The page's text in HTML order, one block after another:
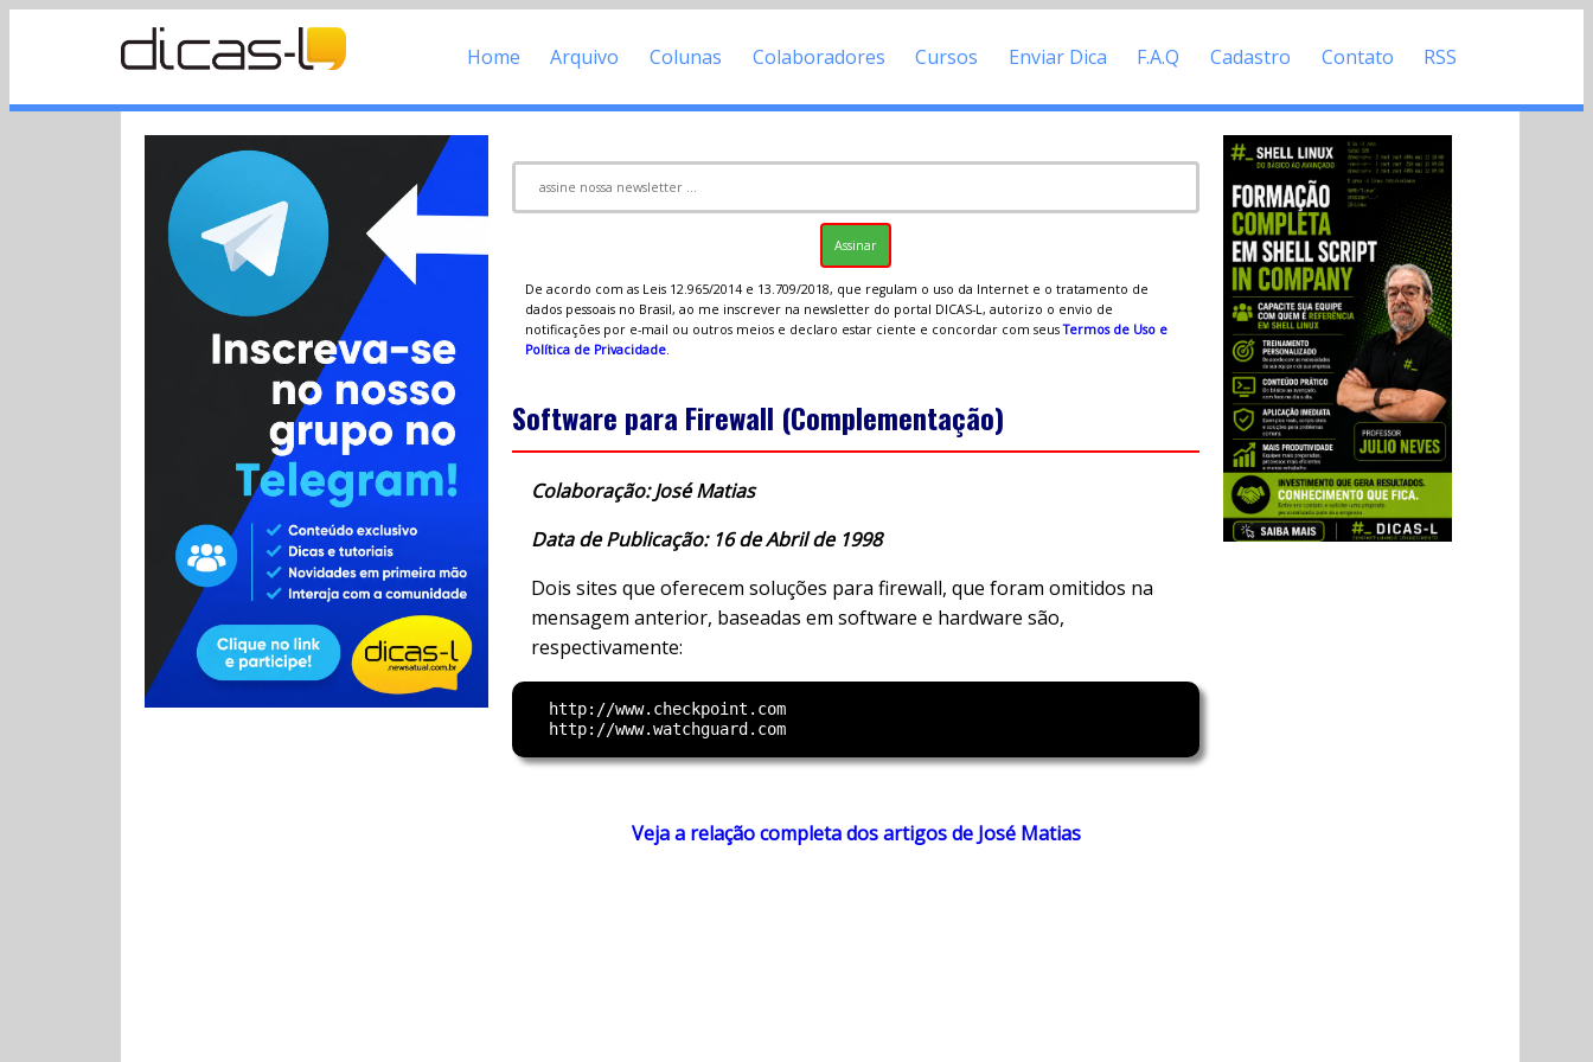
Home Arquivo Colunas Colaboradores Cursos Enviar Dica F.A.Q Cadastro Contato RSS
De acordo com as Leis 12.965/2014 e 13.709/2018, que regulam o uso da Internet e o tratamento de
dados pessoais no Brasil, ao me inscrever na newsletter do portal DICAS-L, autorizo o envio de
notificações por e-mail ou outros meios e declaro estar ciente e concordar com seusTermos de Uso e
Política de Privacidade.
Software para Firewall (Complementação)
Colaboração: José Matias
Data de Publicação: 16 de Abril de 1998
Dois sites que oferecem soluções para firewall, que foram omitidos na
mensagem anterior, baseadas em software e hardware são,
respectivamente:
  http://www.checkpoint.com
Veja a relação completa dos artigos de José Matias